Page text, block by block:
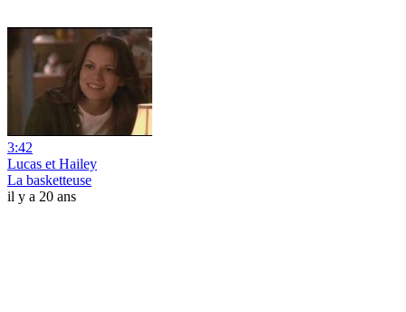
3:42
Lucas et Hailey
La basketteuse
il y a 20 ans